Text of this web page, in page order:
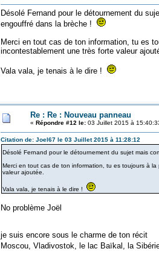
Désolé Fernand pour le détournement du
engouffré dans la brèche !
Merci en tout cas de ton information, tu es
incontestablement une très forte valeur
Vala vala, je tenais à le dire !
Re : Re : Nouveau panneau
« Répondre #12 le:03 Juillet 2015 à
Citation de: Joel67 le 03 Juillet 2015 à 11:28:12
Désolé Fernand pour le détournement du sujet mais
Merci en tout cas de ton information, tu es toujours à
valeur ajoutée.
Vala vala, je tenais à le dire !
No problème Joël
je suis encore sous le charme de ton récit
Moscou, Vladivostok, le lac Baïkal, la